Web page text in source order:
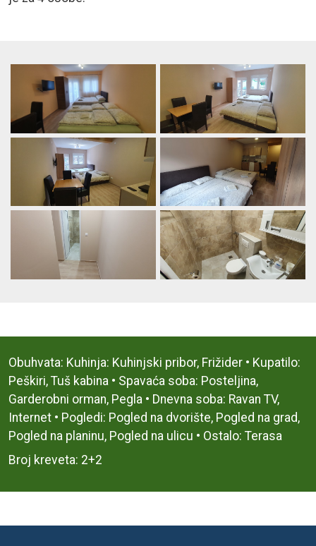
Obuhvata: Kuhinja: Kuhinjski pribor, Frižider • Kupatilo:
Peškiri, Tuš kabina • Spavaća soba: Posteljina,
Garderobni orman, Pegla • Dnevna soba: Ravan TV,
Internet • Pogledi: Pogled na dvorište, Pogled na grad,
Pogled na planinu, Pogled na ulicu • Ostalo: Terasa
Broj kreveta: 2+2